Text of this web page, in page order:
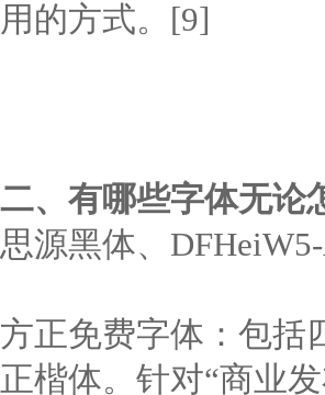
用的方式。[9]
二、有哪些字体无论
思源黑体、
方正免费字体：包括
正楷体。针对“商业